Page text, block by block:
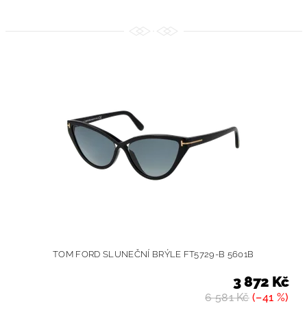
TOM FORD SLUNEČNÍ BRÝLE FT5729-B 5601B
6 581 Kč(–41 %)
3 872 Kč